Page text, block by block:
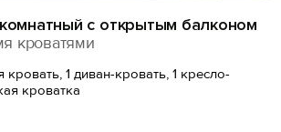
с открытым балконом
кроватями
кровать, 1 диван-кровать, 1 кресло-
кроватка